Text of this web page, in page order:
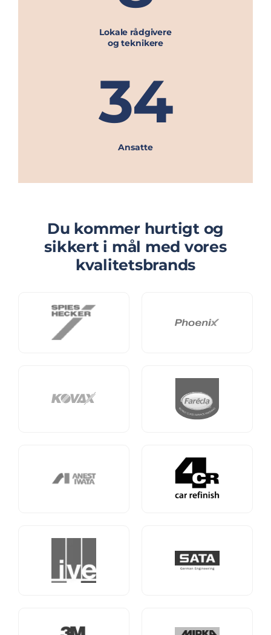
Lokale rådgivere
og teknikere
34
Ansatte
Du kommer hurtigt og
sikkert i mål med vores
kvalitetsbrands